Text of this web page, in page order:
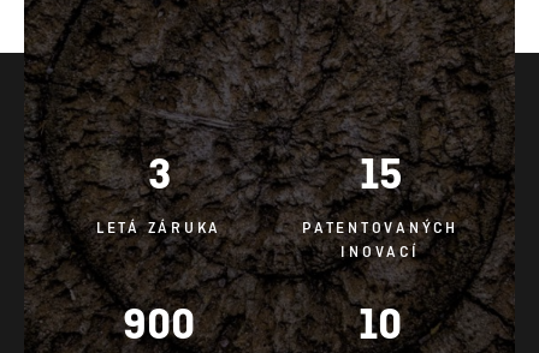
3
LETÁ ZÁRUKA
15
PATENTOVANÝCH
INOVACÍ
900 10